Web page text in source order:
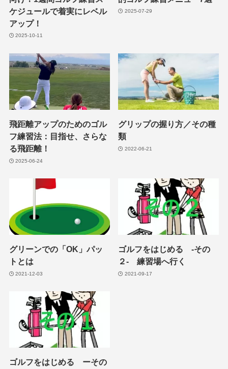
ケジュールで着実にレベル
アップ！
2025-10-11
2025-07-29
飛距離アップのためのゴル
フ練習法：目指せ、さらな
る飛距離！
2025-06-24
グリップの握り方／その種
類
2022-06-21
グリーンでの「OK」パッ
トとは
2021-12-03
ゴルフをはじめる -その
２- 練習場へ行く
2021-09-17
ゴルフをはじめる ーその